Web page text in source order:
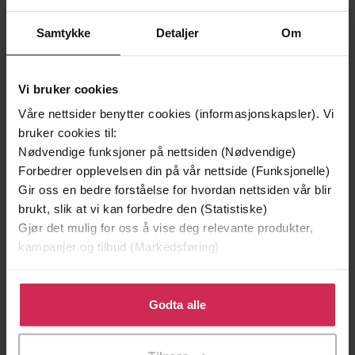
Samtykke Detaljer Om
Vi bruker cookies
Våre nettsider benytter cookies (informasjonskapsler). Vi
bruker cookies til:
Nødvendige funksjoner på nettsiden (Nødvendige)
Forbedrer opplevelsen din på vår nettside (Funksjonelle)
Gir oss en bedre forståelse for hvordan nettsiden vår blir
brukt, slik at vi kan forbedre den (Statistiske)
Gjør det mulig for oss å vise deg relevante produkter,
kampanjer og tilbud (Markedsføring)
Klikk på «Godta alle» for å gi oss ditt samtykke til å
bruke cookies for alle disse formålene. Du kan også
tilpasse ditt samtykke til spesifikke formål ved å klikke
Godta alle
Format
ISBN
Om boken
NIENDE BOK I WILLIAM WISTING-SERIEN
noen hus bortenfor Wistings hjem. Ingenting tyder påat
det ligger noe kriminelt bak dødsfallet. Viggo Hansen var
en anonym karakter, en som ingen la merke til. Hendelsen
vekker likevel nysgjerrigheten til Wistings datter,